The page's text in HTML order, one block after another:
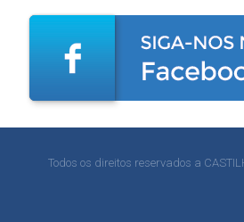
Todos os direitos reservados a